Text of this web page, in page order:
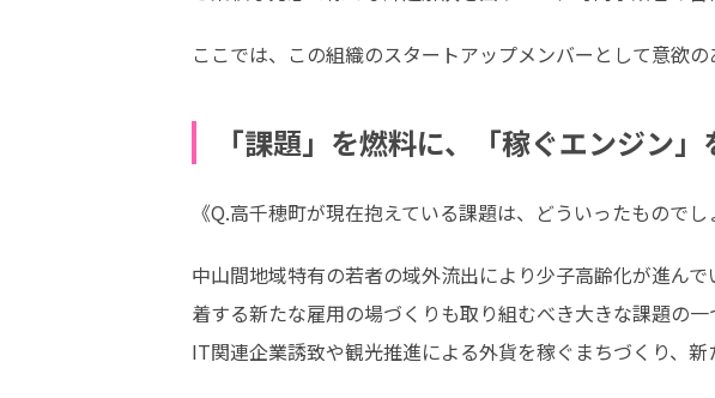
ここでは、この組織のスタートアップメンバーとして意欲
「課題」を燃料に、「稼ぐエンジン」
《Q.高千穂町が現在抱えている課題は、どういったもので
中山間地域特有の若者の域外流出により少子高齢化が進ん
着する新たな雇用の場づくりも取り組むべき大きな課題の
IT関連企業誘致や観光推進による外貨を稼ぐまちづくり、新